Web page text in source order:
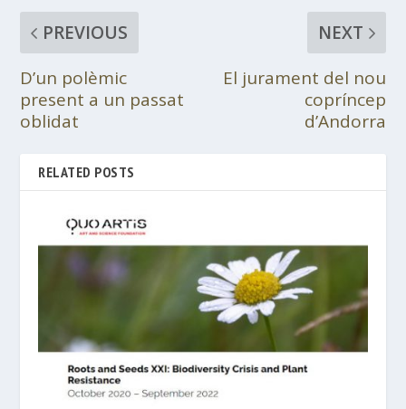
PREVIOUS
D’un polèmic
present a un passat
oblidat
NEXT
El jurament del nou
copríncep
d’Andorra
RELATED POSTS